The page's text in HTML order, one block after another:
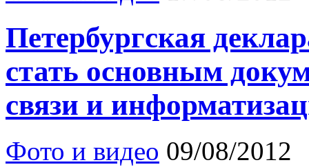
Петербургская
стать основным
связи и
Фото и видео 09/08/2012